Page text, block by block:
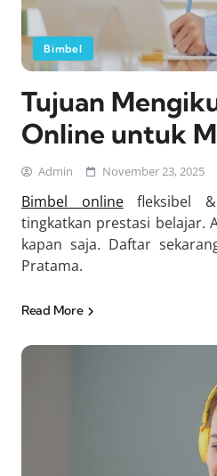
Bimbel
Tujuan
Online untuk
Admin November 23, 2025
Bimbel onlinefleksibel &
tingkatkan prestasi belajar.
kapan saja. Daftar
Pratama.
Read More